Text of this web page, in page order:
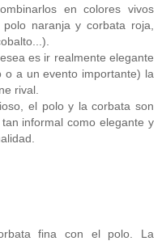
en colores vivos
naranja y corbata roja,
es ir realmente elegante
a un evento importante) la
rival.
el polo y la corbata son
informal como elegante y
fina con el polo. La